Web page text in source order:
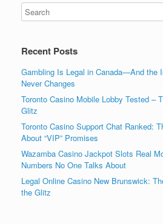
Recent Posts
Gambling Is Legal in Canada—And the
Never Changes
Toronto Casino Mobile Lobby Tested –
Glitz
Toronto Casino Support Chat Ranked:
About “VIP” Promises
Wazamba Casino Jackpot Slots Real
Numbers No One Talks About
Legal Online Casino New Brunswick:
the Glitz